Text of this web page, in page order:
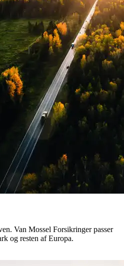
Van Mossel Forsikringer passer
og resten af Europa.